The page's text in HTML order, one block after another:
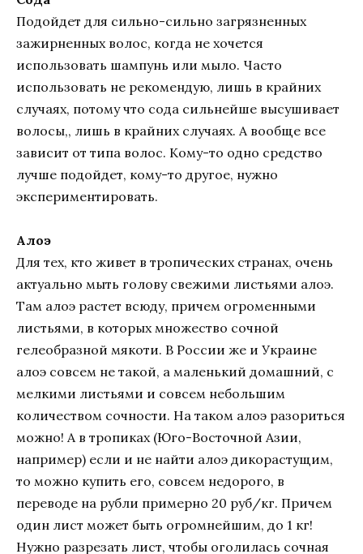
Подойдет для сильно-сильно загрязненных
зажирненных волос, когда не хочется
использовать шампунь или мыло. Часто
использовать не рекомендую, лишь в крайних
случаях, потому что сода сильнейше высушивает
волосы,, лишь в крайних случаях. А вообще все
зависит от типа волос. Кому-то одно средство
лучше подойдет, кому-то другое, нужно
экспериментировать.
Алоэ
Для тех, кто живет в тропических странах, очень
актуально мыть голову свежими листьями алоэ.
Там алоэ растет всюду, причем огроменными
листьями, в которых множество сочной
гелеобразной мякоти. В России же и Украине
алоэ совсем не такой, а маленький домашний, с
мелкими листьями и совсем небольшим
количеством сочности. На таком алоэ разориться
можно! А в тропиках (Юго-Восточной Азии,
например) если и не найти алоэ дикорастущим,
то можно купить его, совсем недорого, в
переводе на рубли примерно 20 руб/кг. Причем
один лист может быть огромнейшим, до 1 кг!
Нужно разрезать лист, чтобы оголилась сочная